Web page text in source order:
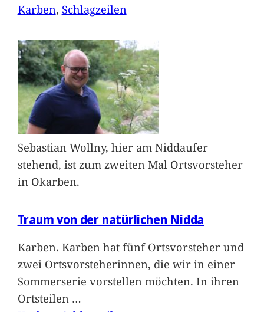
Karben, Schlagzeilen
Sebastian Wollny, hier am Niddaufer
stehend, ist zum zweiten Mal Ortsvorsteher
in Okarben.
Traum von der natürlichen Nidda
Karben. Karben hat fünf Ortsvorsteher und
zwei Ortsvorsteherinnen, die wir in einer
Sommerserie vorstellen möchten. In ihren
Ortsteilen …